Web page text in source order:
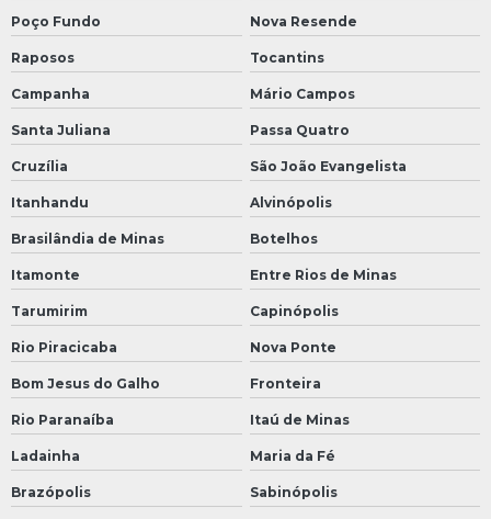
Poço Fundo Nova Resende
Raposos Tocantins
Campanha Mário Campos
Santa Juliana Passa Quatro
Cruzília São João Evangelista
Itanhandu Alvinópolis
Brasilândia de Minas Botelhos
Itamonte Entre Rios de Minas
Tarumirim Capinópolis
Rio Piracicaba Nova Ponte
Bom Jesus do Galho Fronteira
Rio Paranaíba Itaú de Minas
Ladainha Maria da Fé
Brazópolis Sabinópolis